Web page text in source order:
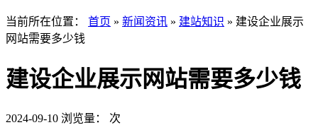
当前所在位置： 首页 » 新闻资讯 » 建站知识 » 建设企业展示
网站需要多少钱
建设企业展示网站需要多少钱
2024-09-10 浏览量：
次